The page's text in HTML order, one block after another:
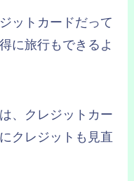
ットカードだって
に旅行もできるよ
、クレジットカー
クレジットも見直